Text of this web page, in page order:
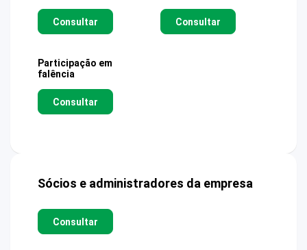
Consultar Consultar
Participação em
falência
Consultar
Sócios e administradores da empresa
Consultar